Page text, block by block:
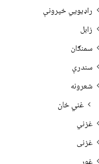
راډیويي خپرونې
زابل
سمنګان
سندرې
شعرونه
غني خان
غزني
غزنی